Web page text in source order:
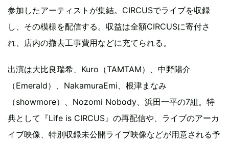
参加したアーティストが集結。CIRCUSでライブを収録
し、その模様を配信する。収益は全額CIRCUSに寄付さ
れ、店内の撤去工事費用などに充てられる。
出演は大比良瑞希、Kuro（TAMTAM）、中野陽介
（Emerald）、NakamuraEmi、根津まなみ
（showmore）、Nozomi Nobody、浜田一平の7組。特
典として『Life is CIRCUS』の再配信や、ライブのアーカ
イブ映像、特別収録未公開ライブ映像などが用意される予